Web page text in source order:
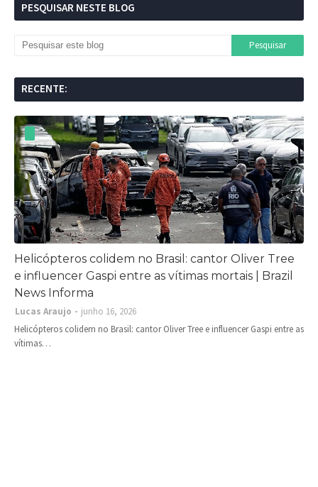
PESQUISAR NESTE BLOG
RECENTE:
Helicópteros colidem no Brasil: cantor Oliver Tree
e influencer Gaspi entre as vítimas mortais | Brazil
News Informa
Lucas Araujo
junho 16, 2026
Helicópteros colidem no Brasil: cantor Oliver Tree e influencer Gaspi entre as
vítimas…